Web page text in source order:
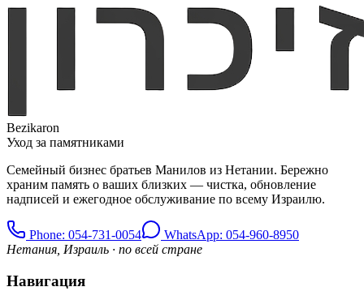
Bezikaron
Уход за памятниками
Семейный бизнес братьев Манилов из Нетании. Бережно
храним память о ваших близких — чистка, обновление
надписей и ежегодное обслуживание по всему Израилю.
Phone: 054-731-0054
WhatsApp: 054-960-8950
Нетания, Израиль · по всей стране
Навигация